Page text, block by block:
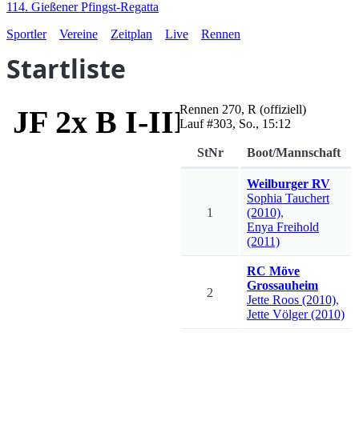
114. Gießener Pfingst-Regatta
Sportler
Vereine Zeitplan Live Rennen
Startliste
JF 2x B I-IIIRennen 270, R (offiziell)
Lauf #303, So., 15:12
StNr Boot/Mannschaft
1
Weilburger RV
Sophia Tauchert
(2010),
Enya Freihold
(2011)
2
RC Möve
Grossauheim
Jette Roos (2010),
Jette Völger (2010)